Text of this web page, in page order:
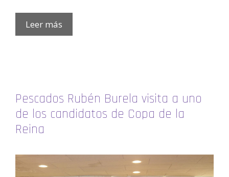
Leer más
Pescados Rubén Burela visita a uno
de los candidatos de Copa de la
Reina